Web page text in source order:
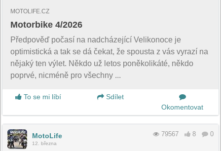
MOTOLIFE.CZ
Motorbike 4/2026
Předpověď počasí na nadcházející Velikonoce je
optimistická a tak se dá čekat, že spousta z vás vyrazí na
nějaký ten výlet. Někdo už letos poněkolikáté, někdo
poprvé, nicméně pro všechny ...
To se mi líbí
Sdílet
Okomentovat
MotoLife
12. března
79567 8 0